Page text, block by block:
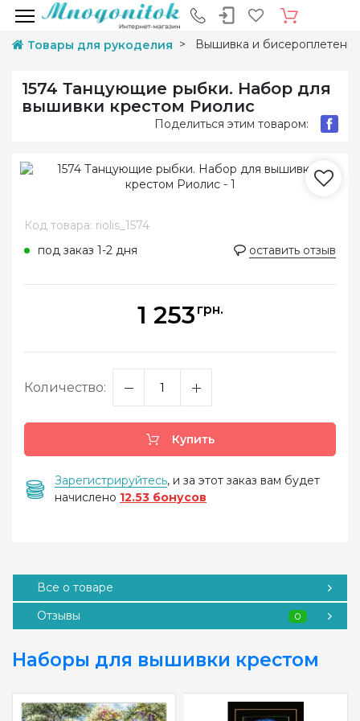
Товары для рукоделия Вышивка и
1574 Танцующие рыбки. Набор для
вышивки крестом Риолис
Поделиться этим товаром:
Код товара: riolis_1574
под заказ 1-2 дня
оставить отзыв
1 253 грн.
Количество:
Купить
Зарегистрируйтесь, и за этот заказ вам будет
начислено 12.53 бонусов
Все о товаре
Отзывы
0
Наборы для вышивки крестом